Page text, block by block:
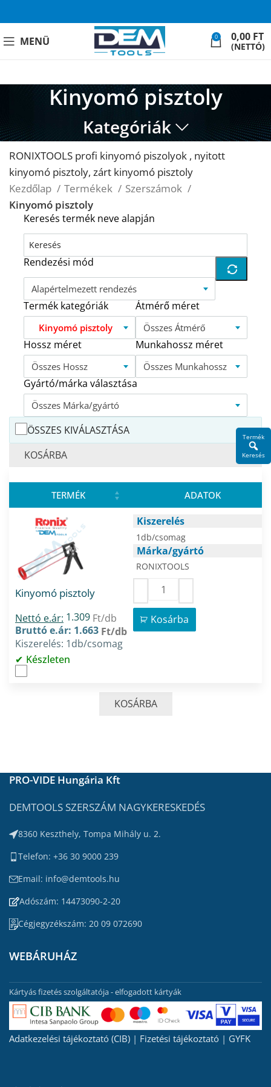
MENÜ 0 0,00 FT
(NETTÓ)
Kinyomó pisztoly
Kategóriák
RONIXTOOLS profi kinyomó piszolyok , nyitott
kinyomó pisztoly, zárt kinyomó pisztoly
Kezdőlap
Termékek
Szerszámok
Kinyomó pisztoly
Keresés termék neve alapján
Rendezési mód
Alapértelmezett rendezés
Termék kategóriák
Kinyomó pisztoly
Átmérő méret
Összes Átmérő
Hossz méret
Összes Hossz
Munkahossz méret
Összes Munkahossz
Gyártó/márka választása
Összes Márka/gyártó
ÖSSZES KIVÁLASZTÁSA
KOSÁRBA
TERMÉK ADATOK
Kinyomó pisztoly
Nettó e.ár: 1.309 Ft/db
Bruttó e.ár: 1.663 Ft/db
Kiszerelés: 1db/csomag
Készleten
Kiszerelés
1db/csomag
Márka/gyártó
RONIXTOOLS
Kosárba
KOSÁRBA
PRO-VIDE Hungária Kft
DEMTOOLS SZERSZÁM NAGYKERESKEDÉS
8360 Keszthely, Tompa Mihály u. 2.
Telefon: +36 30 9000 239
Email: info@demtools.hu
Adószám: 14473090-2-20
Cégjegyzékszám: 20 09 072690
WEBÁRUHÁZ
Kártyás fizetés szolgáltatója - elfogadott kártyák
Adatkezelési tájékoztató (CIB) | Fizetési tájékoztató | GYFK
Termék
Keresés